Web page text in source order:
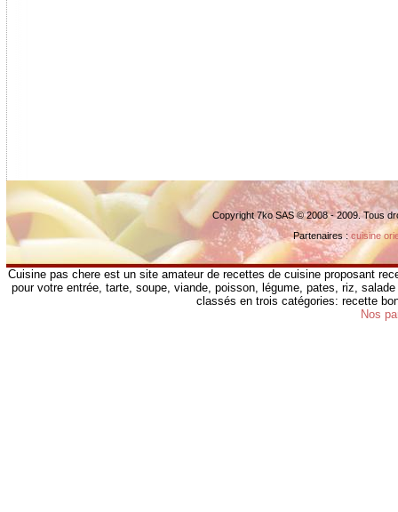
Copyright 7ko SAS © 2008 - 2009. Tous
Partenaires :cuisine
Cuisine pas chere est un site amateur de recettes de cuisine proposant
pour votre entrée, tarte, soupe, viande, poisson, légume, pates, riz,
classés en trois catégories: recette
Nos